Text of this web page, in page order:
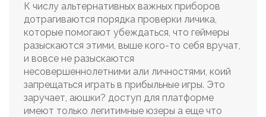
К числу альтернативных важных приборов
дотрагиваются порядка проверки личика,
которые помогают убеждаться, что геймеры
разыскаются этими, выше кого-то себя вручат,
и вовсе не разыскаются
несовершеннолетними али личностями, коий
запрещаться играть в прибыльные игры. Это
заручает, аюшки? доступ для платформе
имеют только легитимные юзеры а еще что